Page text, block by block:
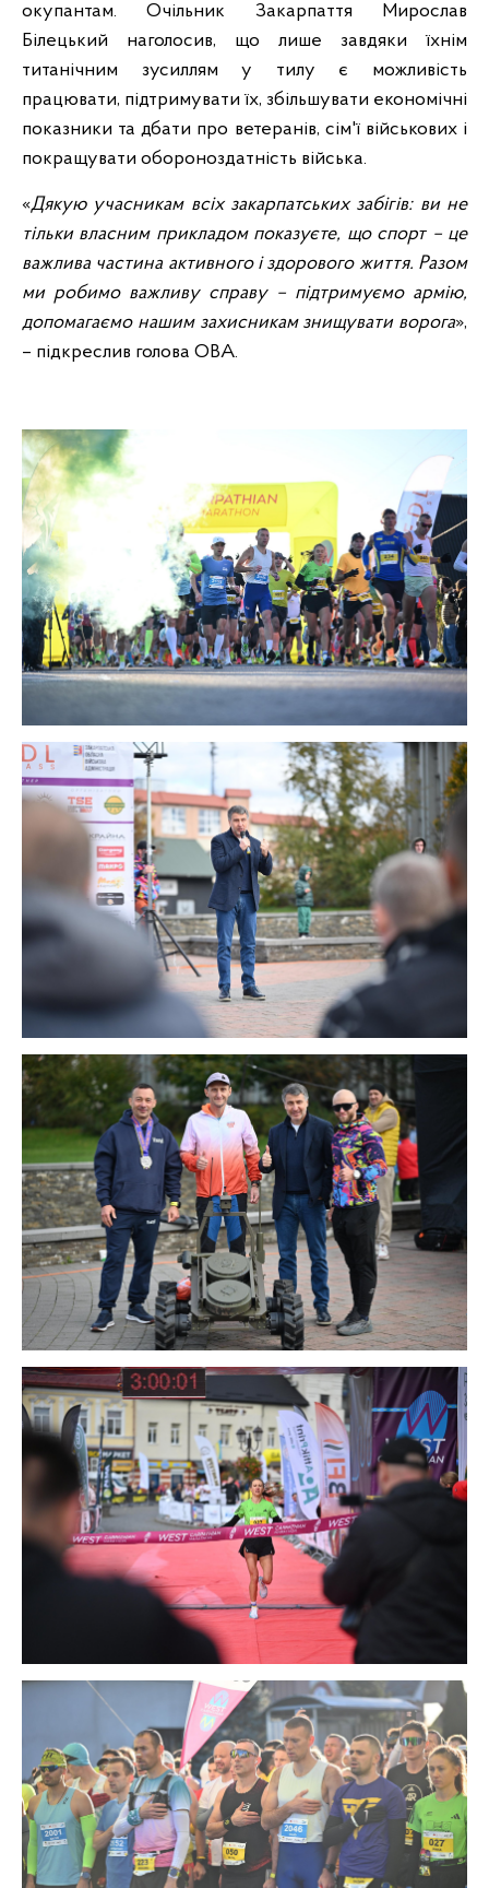
окупантам. Очільник Закарпаття Мирослав
Білецький наголосив, що лише завдяки їхнім
титанічним зусиллям у тилу є можливість
працювати, підтримувати їх, збільшувати економічні
показники та дбати про ветеранів, сім'ї військових і
покращувати обороноздатність війська.
«Дякую учасникам всіх закарпатських забігів: ви не
тільки власним прикладом показуєте, що спорт – це
важлива частина активного і здорового життя. Разом
ми робимо важливу справу – підтримуємо армію,
допомагаємо нашим захисникам знищувати ворога»,
– підкреслив голова ОВА.